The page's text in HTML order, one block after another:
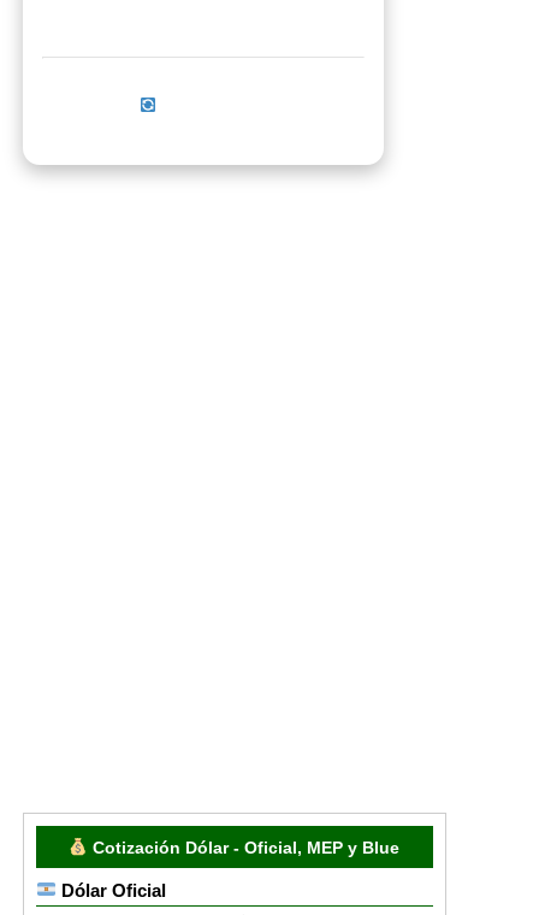
Cotización Dólar - Oficial, MEP y Blue
Dólar Oficial